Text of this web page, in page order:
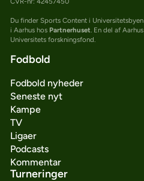
Du finder Sports Content i Universitetsbyen
i Aarhus hos Partnerhuset. En del af Aarhus
Universitets forskningsfond.
Fodbold
Fodbold nyheder
Seneste nyt
Kampe
TV
Ligaer
Podcasts
Kommentar
Turneringer